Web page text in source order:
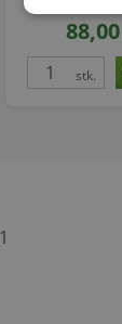
88,00
stk.